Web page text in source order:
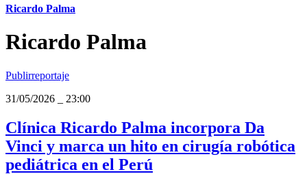
Ricardo Palma
Ricardo Palma
Publirreportaje
31/05/2026
23:00
Clínica Ricardo Palma incorpora Da
Vinci y marca un hito en cirugía robótica
pediátrica en el Perú